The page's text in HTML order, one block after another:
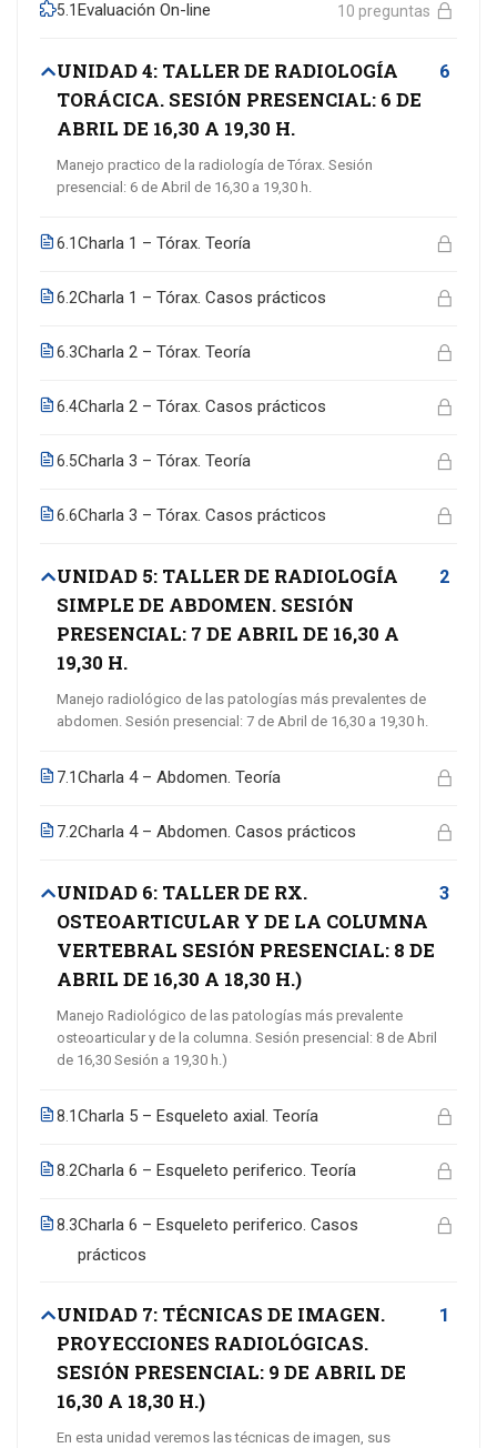
5.1Evaluación On-line 10 preguntas
UNIDAD 4: TALLER DE RADIOLOGÍA
TORÁCICA. SESIÓN PRESENCIAL: 6 DE
ABRIL DE 16,30 A 19,30 H.
Manejo practico de la radiología de Tórax. Sesión
presencial: 6 de Abril de 16,30 a 19,30 h.
6
6.1Charla 1 – Tórax. Teoría
6.2Charla 1 – Tórax. Casos prácticos
6.3Charla 2 – Tórax. Teoría
6.4Charla 2 – Tórax. Casos prácticos
6.5Charla 3 – Tórax. Teoría
6.6Charla 3 – Tórax. Casos prácticos
UNIDAD 5: TALLER DE RADIOLOGÍA
SIMPLE DE ABDOMEN. SESIÓN
PRESENCIAL: 7 DE ABRIL DE 16,30 A
19,30 H.
Manejo radiológico de las patologías más prevalentes de
abdomen. Sesión presencial: 7 de Abril de 16,30 a 19,30 h.
2
7.1Charla 4 – Abdomen. Teoría
7.2Charla 4 – Abdomen. Casos prácticos
UNIDAD 6: TALLER DE RX.
OSTEOARTICULAR Y DE LA COLUMNA
VERTEBRAL SESIÓN PRESENCIAL: 8 DE
ABRIL DE 16,30 A 18,30 H.)
Manejo Radiológico de las patologías más prevalente
osteoarticular y de la columna. Sesión presencial: 8 de Abril
de 16,30 Sesión a 19,30 h.)
3
8.1Charla 5 – Esqueleto axial. Teoría
8.2Charla 6 – Esqueleto periferico. Teoría
8.3Charla 6 – Esqueleto periferico. Casos
prácticos
UNIDAD 7: TÉCNICAS DE IMAGEN.
PROYECCIONES RADIOLÓGICAS.
SESIÓN PRESENCIAL: 9 DE ABRIL DE
16,30 A 18,30 H.)
En esta unidad veremos las técnicas de imagen, sus
1